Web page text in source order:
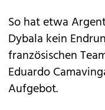
So hat etwa
Dybala kein
französischen
Eduardo
Aufgebot.